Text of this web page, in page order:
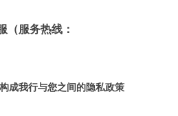
（服务热线：
成我行与您之间的隐私政策